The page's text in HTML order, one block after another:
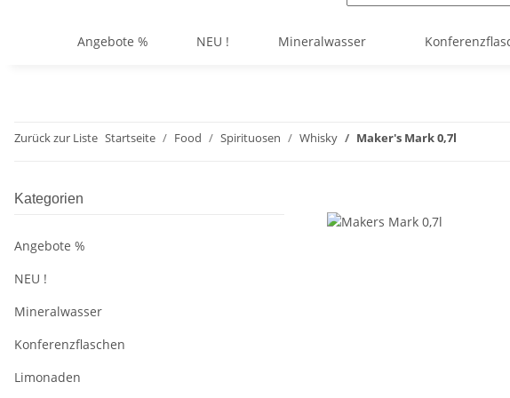
Angebote % NEU ! Mineralwasser
Zurück zur Liste Startseite Food Spirituosen Whisky Maker's Mark 0,7l
Kategorien
Angebote %
NEU !
Mineralwasser
Konferenzflaschen
Limonaden